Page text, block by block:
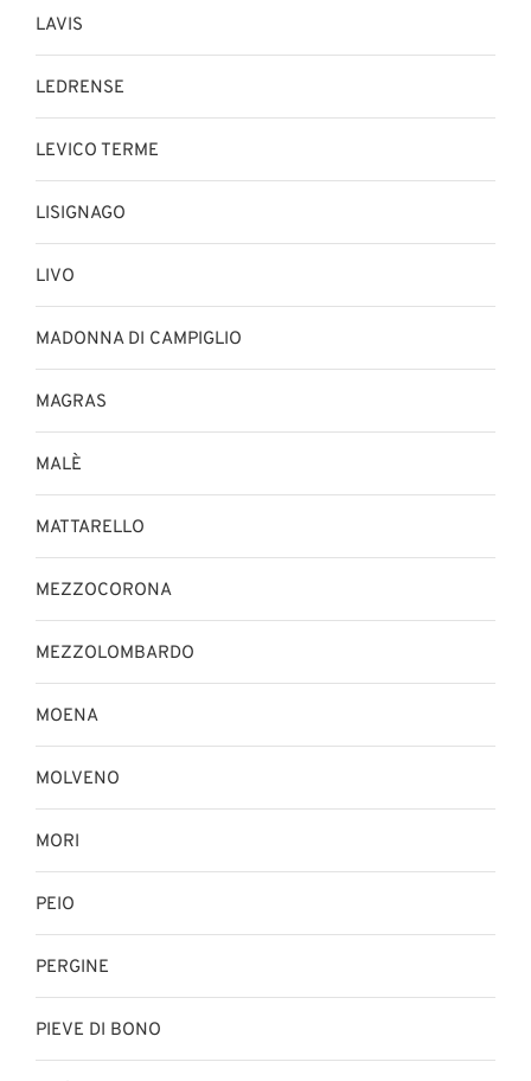
LAVIS
LEDRENSE
LEVICO TERME
LISIGNAGO
LIVO
MADONNA DI CAMPIGLIO
MAGRAS
MALÈ
MATTARELLO
MEZZOCORONA
MEZZOLOMBARDO
MOENA
MOLVENO
MORI
PEIO
PERGINE
PIEVE DI BONO